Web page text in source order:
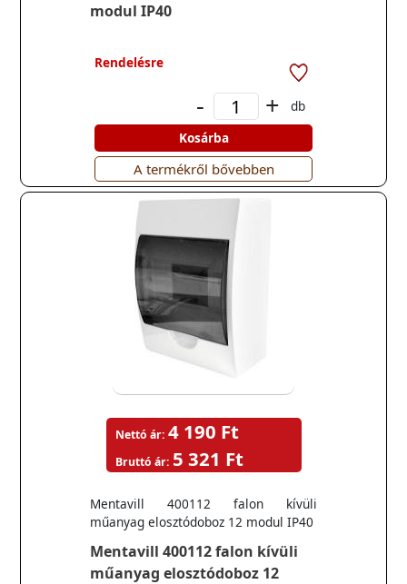
modul IP40
Rendelésre
- +
db
Kosárba
A termékről bővebben
Mentavill 400112 falon kívüli
műanyag elosztódoboz 12
Mentavill 400112 falon kívüli
műanyag elosztódoboz 12 modul IP40
Nettó ár: 4 190 Ft
Bruttó ár: 5 321 Ft